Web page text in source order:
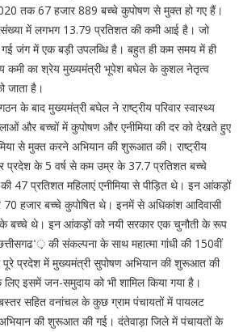
तक 67 हजार 889 बच्चे कुपोषण से मुक्त हो गए हैं।
संख्या में लगभग 13.79 प्रतिशत की कमी आई है। जो
जंग में एक बड़ी उपलब्धि है। बहुत ही कम समय में ही
कमी का श्रेय मुख्यमंत्री भूपेश बघेल के कुशल नेतृत्व
जाता है।
के बाद मुख्यमंत्री बघेल ने राष्ट्रीय परिवार स्वास्थ्य
और बच्चों में कुपोषण और एनीमिया की दर को देखते हुए
से मुक्त करने अभियान की शुरूआत की। राष्ट्रीय
प्रदेश के 5 वर्ष से कम उम्र के 37.7 प्रतिशत बच्चे
47 प्रतिशत महिलाएं एनीमिया से पीड़ित थे। इन आंकड़ों
हजार बच्चे कुपोषित थे। इनमें से अधिकांश आदिवासी
बच्चे थे। इन आंकड़ों को नयी सरकार एक चुनौती के रूप
की संकल्पना के साथ महात्मा गांधी की 150वीं
प्रदेश में मुख्यमंत्री सुपोषण अभियान की शुरूआत की
इसमें जन-समुदाय को भी शामिल किया गया है।
सहित वनांचल के कुछ ग्राम पंचायतों में पायलट
की शुरूआत की गई। दंतेवाड़ा जिले में पंचायतों के